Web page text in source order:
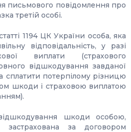
письмового повідомлення про
третій особі.
1194 ЦК України особа, яка
відповідальність, у разі
виплати (страхового
відшкодування завданої
сплатити потерпілому різницю
шкоди і страховою виплатою
шкоди особою,
застрахована за договором